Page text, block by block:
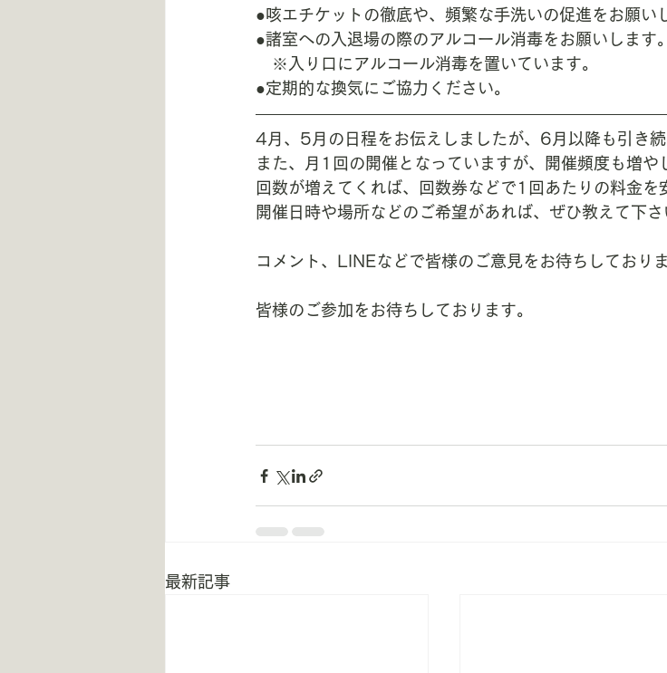
●咳エチケットの徹底や、頻繁な手洗いの促進をお願い
●諸室への入退場の際のアルコール消毒をお願いします。
※入り口にアルコール消毒を置いています。
●定期的な換気にご協力ください。
4月、5月の日程をお伝えしましたが、6月以降も引き続
また、月1回の開催となっていますが、開催頻度も増や
回数が増えてくれば、回数券などで1回あたりの料金を
開催日時や場所などのご希望があれば、ぜひ教えて下さ
コメント、LINEなどで皆様のご意見をお待ちしておりま
皆様のご参加をお待ちしております。
最新記事